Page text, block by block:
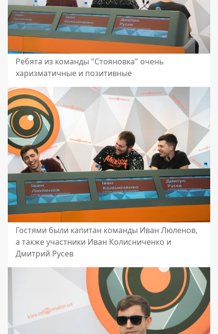
Ребята из команды "Стояновка" очень
харизматичные и позитивные
Гостями были капитан команды Иван Люленов,
а также участники Иван Колисниченко и
Дмитрий Русев